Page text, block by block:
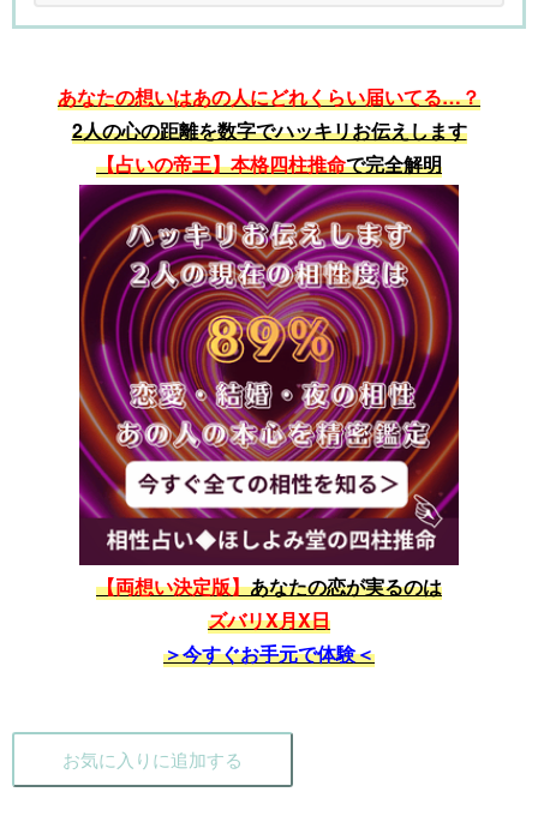
あなたの想いはあの人にどれくらい届いてる…？
2人の心の距離を数字でハッキリお伝えします
【占いの帝王】本格四柱推命で完全解明
【両想い決定版】あなたの恋が実るのは
ズバリX月X日
＞今すぐお手元で体験＜
お気に入りに追加する